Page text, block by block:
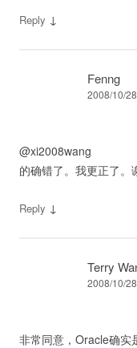
Reply ↓
Fenng
2008/10/
@xi2008wang
的确错了。我更正了。
Reply ↓
Terry
2008/10/
非常同意，Oracle确实